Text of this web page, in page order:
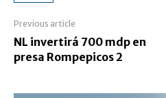
Previous article
NL invertirá 700 mdp en
presa Rompepicos 2